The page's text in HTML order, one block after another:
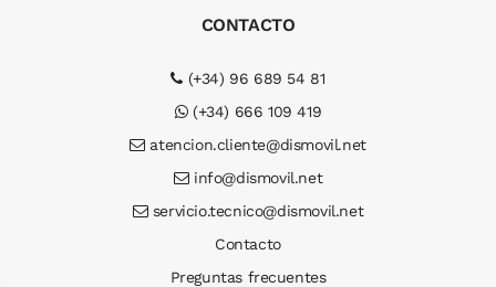
CONTACTO
(+34) 96 689 54 81
(+34) 666 109 419
atencion.cliente@dismovil.net
info@dismovil.net
servicio.tecnico@dismovil.net
Contacto
Preguntas frecuentes